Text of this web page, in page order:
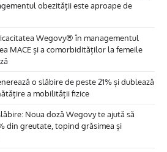
obezității este aproape de
Wegovy® în managementul
MACE și a comorbidităților la femeile
o slăbire de peste 21% și dublează
a mobilității fizice
Noua doză Wegovy te ajută să
din greutate, topind grăsimea și